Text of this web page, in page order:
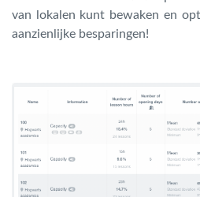
van lokalen kunt bewaken en
aanzienlijke besparingen!